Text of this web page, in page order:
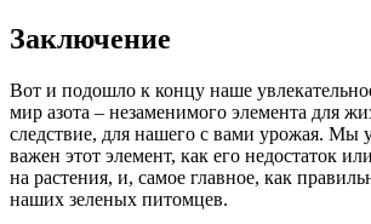
Заключение
Вот и подошло к концу наше
мир азота – незаменимого элемента для
следствие, для нашего с вами урожая. Мы
важен этот элемент, как его недостаток
на растения, и, самое главное, как
наших зеленых питомцев.